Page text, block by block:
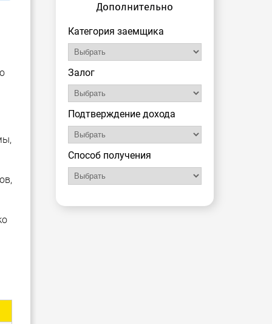
Дополнительно
Категория заемщика
Залог
Подтверждение дохода
Способ получения